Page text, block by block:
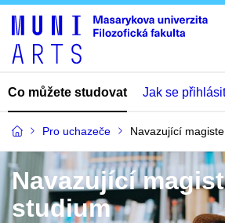
Co můžete studovat Jak se přihlásit
Pro uchazeče Navazující
Navazující
studium